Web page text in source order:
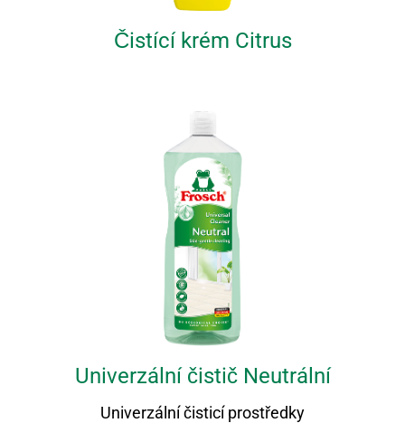
Čistící krém Citrus
Univerzální čistič Neutrální
Univerzální čisticí prostředky